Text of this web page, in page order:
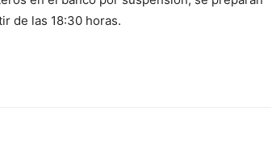
de las 18:30 horas.